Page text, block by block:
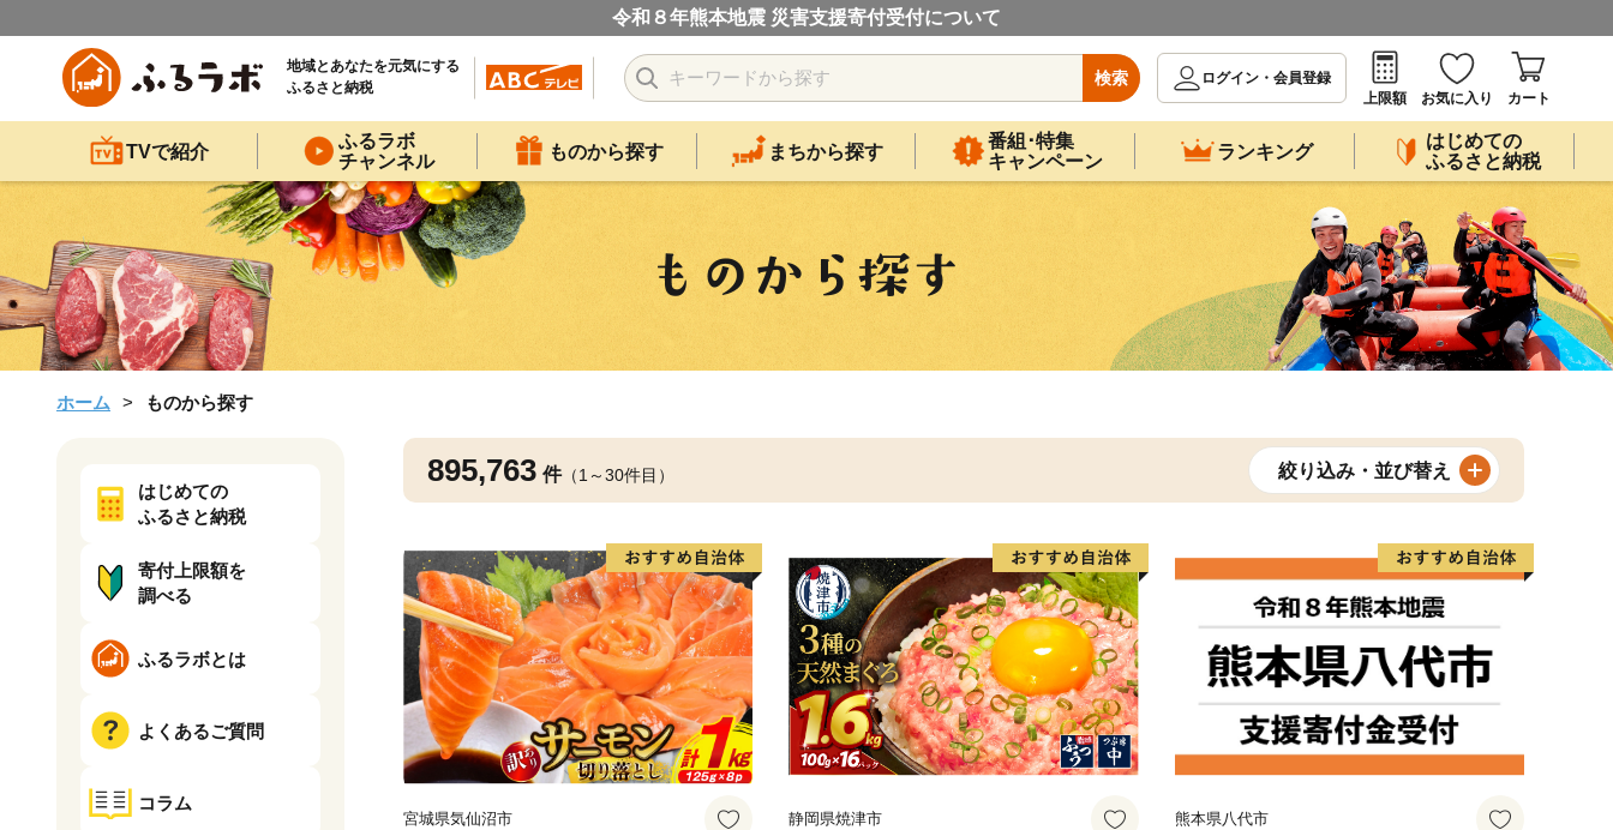
令和８年熊本地震 災害支援寄付受付について
地域とあなたを元気にする
ふるさと納税
検索
ログイン・会員登録
上限額
お気に入り カート
TVで紹介
ふるラボ
チャンネル
ものから探す まちから探す
番組･特集
キャンペーン
ランキング
はじめての
ふるさと納税
ホーム ものから探す
895,763 件（1～30件目） 絞り込み・並び替え
宮城県気仙沼市 静岡県焼津市 熊本県八代市
はじめての
ふるさと納税
寄付上限額を
調べる
ふるラボとは
よくあるご質問
コラム